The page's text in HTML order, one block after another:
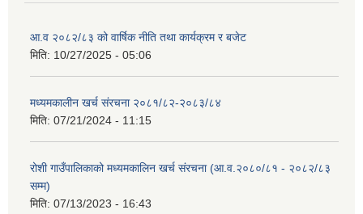
आ.व २०८२/८३ को वार्षिक नीति तथा कार्यक्रम र बजेट
मिति: 10/27/2025 - 05:06
मध्यमकालीन खर्च संरचना २०८१/८२-२०८३/८४
मिति: 07/21/2024 - 11:15
रोशी गाउँपालिकाको मध्यमकालिन खर्च संरचना (आ.व.२०८०/८१ - २०८२/८३
सम्म)
मिति: 07/13/2023 - 16:43